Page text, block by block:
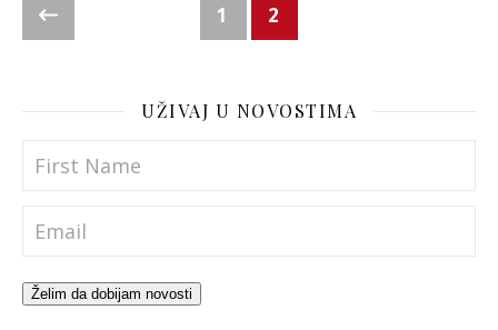
1 2
UŽIVAJ U NOVOSTIMA
Želim da dobijam novosti